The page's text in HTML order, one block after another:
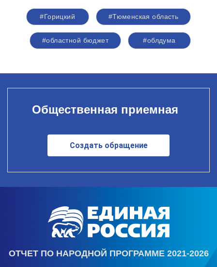
#Горицкий #Тюменская область
#областной бюджет #облдума
Общественная приемная
Создать обращение
ОТЧЕТ ПО НАРОДНОЙ ПРОГРАММЕ 2021-2026